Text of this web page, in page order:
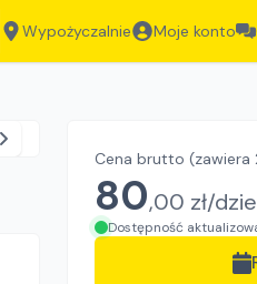
Wypożyczalnie Moje konto
Cena brutto (zawiera
80,00 zł/
Dostępność